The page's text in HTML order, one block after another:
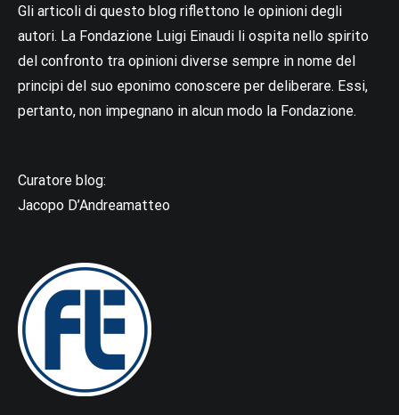
Gli articoli di questo blog riflettono le opinioni degli
autori. La Fondazione Luigi Einaudi li ospita nello spirito
del confronto tra opinioni diverse sempre in nome del
principi del suo eponimo conoscere per deliberare. Essi,
pertanto, non impegnano in alcun modo la Fondazione.
Curatore blog:
Jacopo D’Andreamatteo